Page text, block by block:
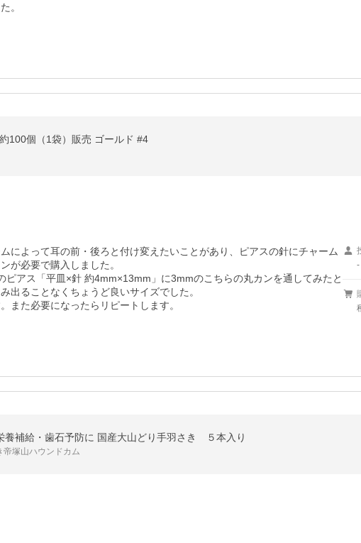
。
100個（1袋）販売 ゴールド #4
によって耳の前・後ろと付け変えたいことがあり、ピアスの針にチャーム
が必要で購入しました。
ピアス「平皿×針 約4mm×13mm」に3mmのこちらの丸カンを通してみたと
出ることなくちょうど良いサイズでした。
また必要になったらリピートします。
-
養補給・歯石予防に 国産大山どり手羽さき ５本入り
帝塚山ハウンドカム